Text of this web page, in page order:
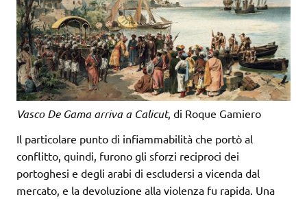
Vasco De Gama arriva a Calicut, di Roque Gamiero
Il particolare punto di infiammabilità che portò al
conflitto, quindi, furono gli sforzi reciproci dei
portoghesi e degli arabi di escludersi a vicenda dal
mercato, e la devoluzione alla violenza fu rapida. Una